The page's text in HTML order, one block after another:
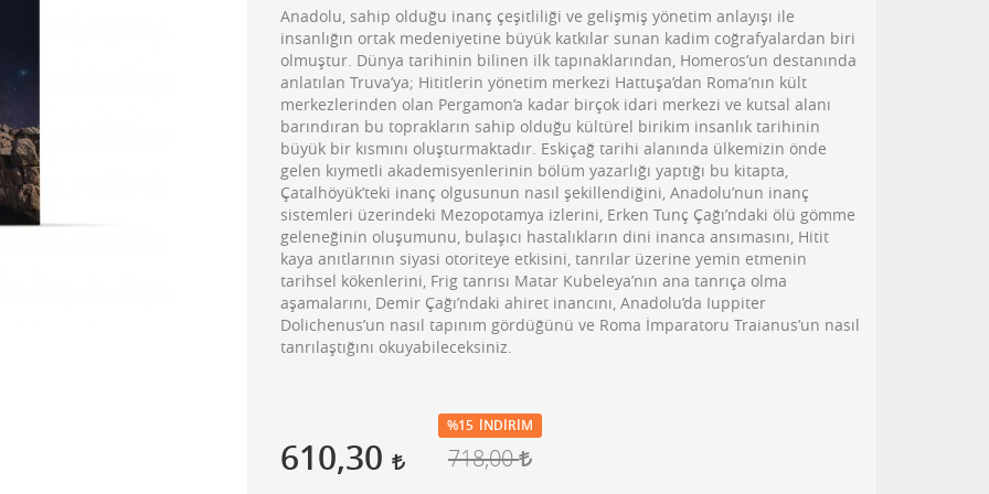
Anadolu, sahip olduğu inanç çeşitliliği ve gelişmiş yönetim anlayışı ile
insanlığın ortak medeniyetine büyük katkılar sunan kadim coğrafyalardan biri
olmuştur. Dünya tarihinin bilinen ilk tapınaklarından, Homeros’un destanında
anlatılan Truva’ya; Hititlerin yönetim merkezi Hattuşa’dan Roma’nın kült
merkezlerinden olan Pergamon’a kadar birçok idari merkezi ve kutsal alanı
barındıran bu toprakların sahip olduğu kültürel birikim insanlık tarihinin
büyük bir kısmını oluşturmaktadır. Eskiçağ tarihi alanında ülkemizin önde
gelen kıymetli akademisyenlerinin bölüm yazarlığı yaptığı bu kitapta,
Çatalhöyük’teki inanç olgusunun nasıl şekillendiğini, Anadolu’nun inanç
sistemleri üzerindeki Mezopotamya izlerini, Erken Tunç Çağı’ndaki ölü gömme
geleneğinin oluşumunu, bulaşıcı hastalıkların dini inanca ansımasını, Hitit
kaya anıtlarının siyasi otoriteye etkisini, tanrılar üzerine yemin etmenin
tarihsel kökenlerini, Frig tanrısı Matar Kubeleya’nın ana tanrıça olma
aşamalarını, Demir Çağı’ndaki ahiret inancını, Anadolu’da Iuppiter
Dolichenus’un nasıl tapınım gördüğünü ve Roma İmparatoru Traianus’un nasıl
tanrılaştığını okuyabileceksiniz.
610,30
%15 İNDIRIM
718,00